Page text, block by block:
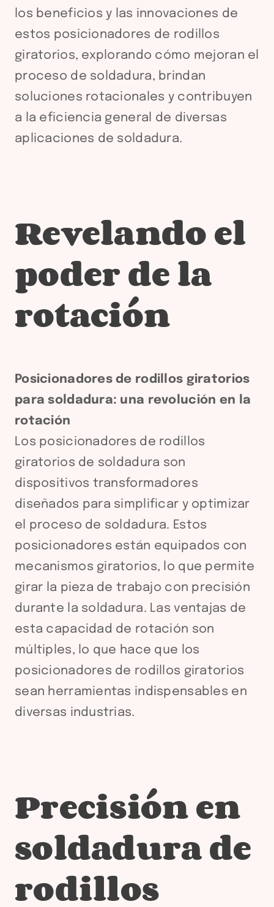
los beneficios y las innovaciones de
estos posicionadores de rodillos
giratorios, explorando cómo mejoran el
proceso de soldadura, brindan
soluciones rotacionales y contribuyen
a la eficiencia general de diversas
aplicaciones de soldadura.
Revelando el
poder de la
rotación
Posicionadores de rodillos giratorios
para soldadura: una revolución en la
rotación
Los posicionadores de rodillos
giratorios de soldadura son
dispositivos transformadores
diseñados para simplificar y optimizar
el proceso de soldadura. Estos
posicionadores están equipados con
mecanismos giratorios, lo que permite
girar la pieza de trabajo con precisión
durante la soldadura. Las ventajas de
esta capacidad de rotación son
múltiples, lo que hace que los
posicionadores de rodillos giratorios
sean herramientas indispensables en
diversas industrias.
Precisión en
soldadura de
rodillos